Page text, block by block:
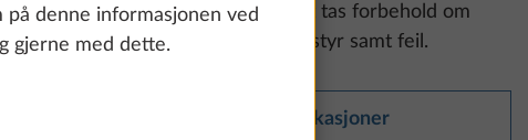
inkluderer merverdiavgift. Det tas forbehold om
endringer i konstruksjon og utstyr samt feil.
Tekniske spesifikasjoner
denne informasjonen ved
gjerne med dette.